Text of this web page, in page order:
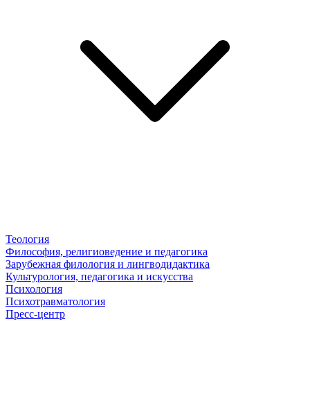
Теология
Философия, религиоведение и педагогика
Зарубежная филология и лингводидактика
Культурология, педагогика и искусства
Психология
Психотравматология
Пресс-центр